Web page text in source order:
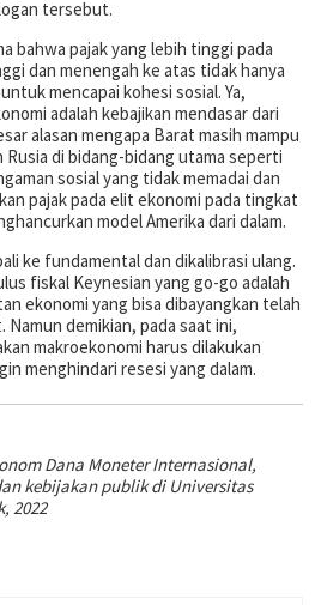
tersebut.
bahwa pajak yang lebih tinggi pada
dan menengah ke atas tidak hanya
mencapai kohesi sosial. Ya,
adalah kebajikan mendasar dari
alasan mengapa Barat masih mampu
Rusia di bidang-bidang utama seperti
sosial yang tidak memadai dan
pajak pada elit ekonomi pada tingkat
model Amerika dari dalam.
ke fundamental dan dikalibrasi ulang.
fiskal Keynesian yang go-go adalah
ekonomi yang bisa dibayangkan telah
demikian, pada saat ini,
makroekonomi harus dilakukan
menghindari resesi yang dalam.
Dana Moneter Internasional,
kebijakan publik di Universitas
2022